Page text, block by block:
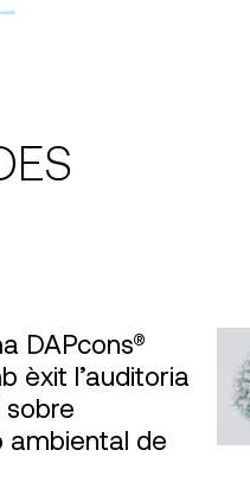
DAPcons®
èxit l’auditoria
sobre
ambiental de